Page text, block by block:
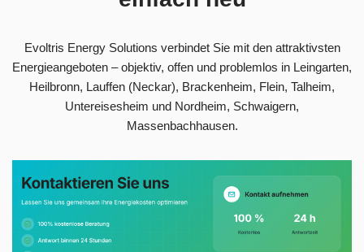
Evoltris Energy Solutions verbindet Sie mit den attraktivsten
Energieangeboten – objektiv, offen und problemlos in Leingarten,
Heilbronn, Lauffen (Neckar), Brackenheim, Flein, Talheim,
Untereisesheim und Nordheim, Schwaigern,
Massenbachhausen.